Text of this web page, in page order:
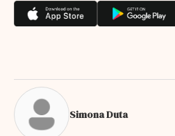
Simona Duta